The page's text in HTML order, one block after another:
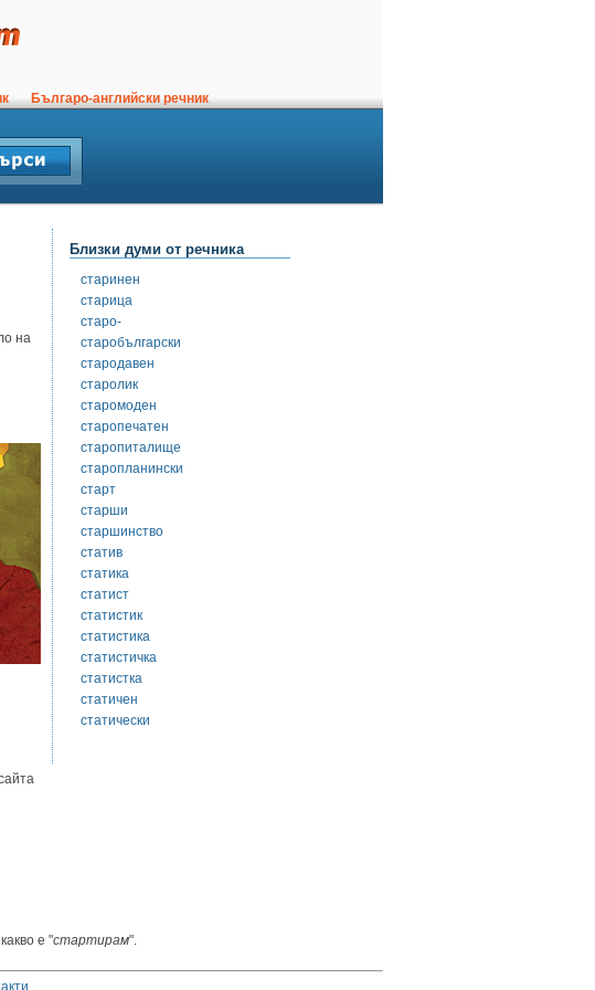
Българо-английски речник
на
Близки думи от речника
старинен
старица
старо-
старобългарски
стародавен
старолик
старомоден
старопечатен
старопиталище
старопланински
старт
старши
старшинство
статив
статика
статист
статистик
статистика
статистичка
статистка
статичен
статически
е "стартирам".